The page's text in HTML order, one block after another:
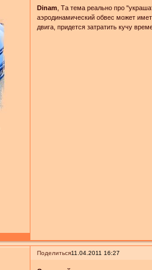
Dinam , Та тема реально про
аэродинамический обвес может
двига, придется затратить кучу
Поделиться11.04.2011 16:27